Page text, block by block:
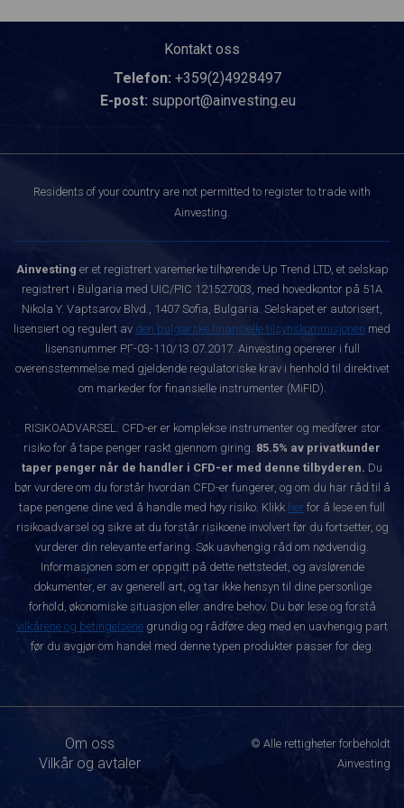
Kontakt oss
Telefon: +359(2)4928497
E-post: support@ainvesting.eu
Residents of your country are not permitted to register to trade with
Ainvesting.
Ainvesting er et registrert varemerke tilhørende Up Trend LTD, et selskap
registrert i Bulgaria med UIC/PIC 121527003, med hovedkontor på 51A
Nikola Y. Vaptsarov Blvd., 1407 Sofia, Bulgaria. Selskapet er autorisert,
lisensiert og regulert av den bulgarske finansielle tilsynskommisjonen med
lisensnummer РГ-03-110/13.07.2017. Ainvesting opererer i full
overensstemmelse med gjeldende regulatoriske krav i henhold til direktivet
om markeder for finansielle instrumenter (MiFID).
RISIKOADVARSEL: CFD-er er komplekse instrumenter og medfører stor
risiko for å tape penger raskt gjennom giring. 85.5% av privatkunder
taper penger når de handler i CFD-er med denne tilbyderen. Du
bør vurdere om du forstår hvordan CFD-er fungerer, og om du har råd til å
tape pengene dine ved å handle med høy risiko. Klikk her for å lese en full
risikoadvarsel og sikre at du forstår risikoene involvert før du fortsetter, og
vurderer din relevante erfaring. Søk uavhengig råd om nødvendig.
Informasjonen som er oppgitt på dette nettstedet, og avslørende
dokumenter, er av generell art, og tar ikke hensyn til dine personlige
forhold, økonomiske situasjon eller andre behov. Du bør lese og forstå
vilkårene og betingelsene grundig og rådføre deg med en uavhengig part
før du avgjør om handel med denne typen produkter passer for deg.
Om oss
Vilkår og avtaler
© Alle rettigheter forbeholdt
Ainvesting